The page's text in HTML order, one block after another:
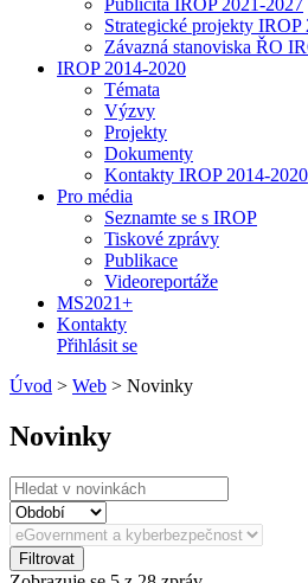
Publicita IROP 2021-2027
Strategické projekty IROP
Závazná stanoviska ŘO
IROP 2014-2020
Témata
Výzvy
Projekty
Dokumenty
Kontakty IROP 2014-2020
Pro média
Seznamte se s IROP
Tiskové zprávy
Publikace
Videoreportáže
MS2021+
Kontakty
Přihlásit se
Úvod > Web > Novinky
Novinky
Filtrovat